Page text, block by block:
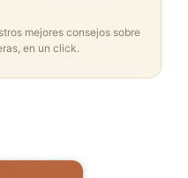
mejores consejos sobre
en un click.